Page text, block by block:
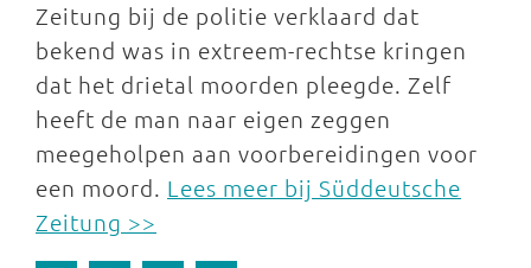
Zeitung bij de politie verklaard dat
bekend was in extreem-rechtse kringen
dat het drietal moorden pleegde. Zelf
heeft de man naar eigen zeggen
meegeholpen aan voorbereidingen voor
een moord. Lees meer bij Süddeutsche
Zeitung >>